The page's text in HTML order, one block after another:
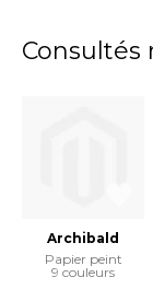
Archibald
Papier peint
9 couleurs